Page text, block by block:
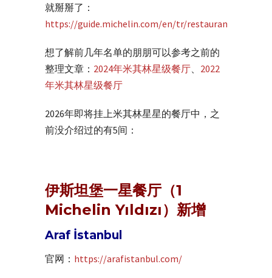
就掰掰了：
https://guide.michelin.com/en/tr/restaurants
想了解前几年名单的朋朋可以参考之前的
整理文章： 2024年米其林星级餐厅
2022
年米其林星级餐厅
2026年即将挂上米其林星星的餐厅中，之
前没介绍过的有5间：
伊斯坦堡一星餐厅（1
Michelin Yıldızı）新增
Araf İstanbul
官网： https://arafistanbul.com/